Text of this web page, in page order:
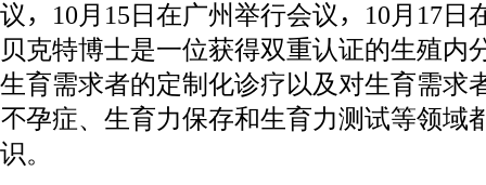
议，10月15日在广州举行会议，10月17日
贝克特博士是一位获得双重认证的生殖内
生育需求者的定制化诊疗以及对生育需求
不孕症、生育力保存和生育力测试等领域
识。